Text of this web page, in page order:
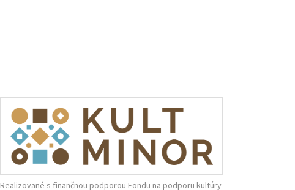
Realizované s finančnou podporou Fondu na podporu kultúry